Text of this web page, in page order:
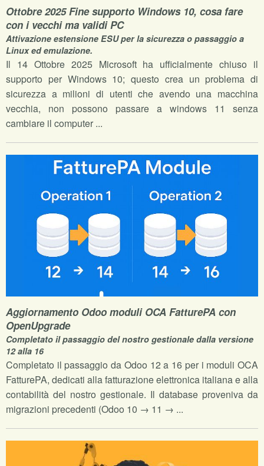
Ottobre 2025 Fine supporto Windows 10, cosa fare
con i vecchi ma validi PC
Attivazione estensione ESU per la sicurezza o passaggio a
Linux ed emulazione.
Il 14 Ottobre 2025 Microsoft ha ufficialmente chiuso il
supporto per Windows 10; questo crea un problema di
sicurezza a milioni di utenti che avendo una macchina
vecchia, non possono passare a windows 11 senza
cambiare il computer ...
Aggiornamento Odoo moduli OCA FatturePA con
OpenUpgrade
Completato il passaggio del nostro gestionale dalla versione
12 alla 16
Completato il passaggio da Odoo 12 a 16 per i moduli OCA
FatturePA, dedicati alla fatturazione elettronica italiana e alla
contabilità del nostro gestionale. Il database proveniva da
migrazioni precedenti (Odoo 10 → 11 → ...